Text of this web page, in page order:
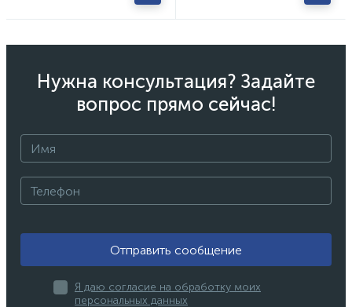
Нужна консультация? Задайте
вопрос прямо сейчас!
Отправить сообщение
Я даю согласие на обработку моих
персональных данных